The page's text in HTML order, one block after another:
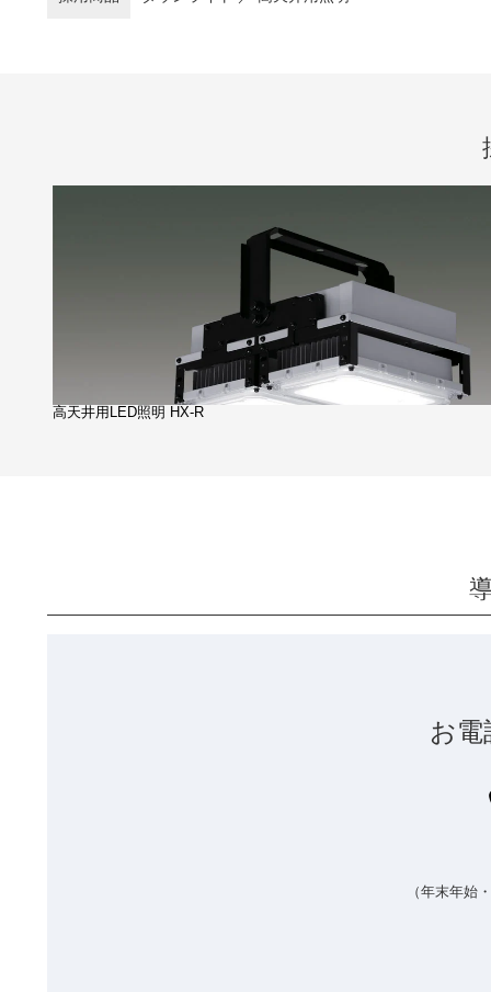
高天井用LED照明 HX-R
お
（年末年始